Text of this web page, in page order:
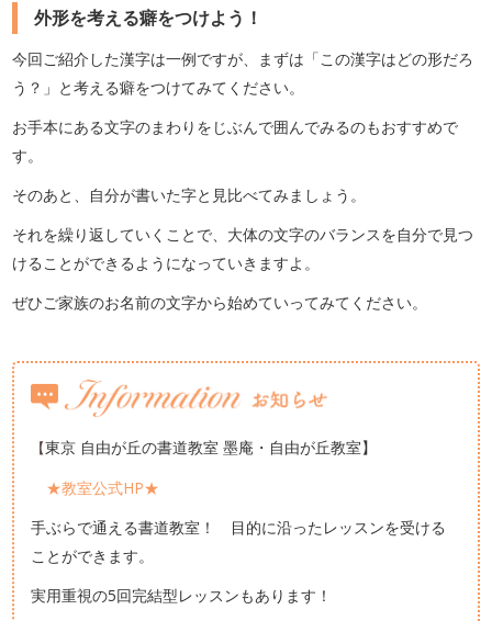
外形を考える癖をつけよう！
今回ご紹介した漢字は一例ですが、まずは「この漢字はどの形だろ
う？」と考える癖をつけてみてください。
お手本にある文字のまわりをじぶんで囲んでみるのもおすすめで
す。
そのあと、自分が書いた字と見比べてみましょう。
それを繰り返していくことで、大体の文字のバランスを自分で見つ
けることができるようになっていきますよ。
ぜひご家族のお名前の文字から始めていってみてください。
【東京 自由が丘の書道教室 墨庵・自由が丘教室】
★教室公式HP★
手ぶらで通える書道教室！ 目的に沿ったレッスンを受ける
ことができます。
実用重視の5回完結型レッスンもあります！